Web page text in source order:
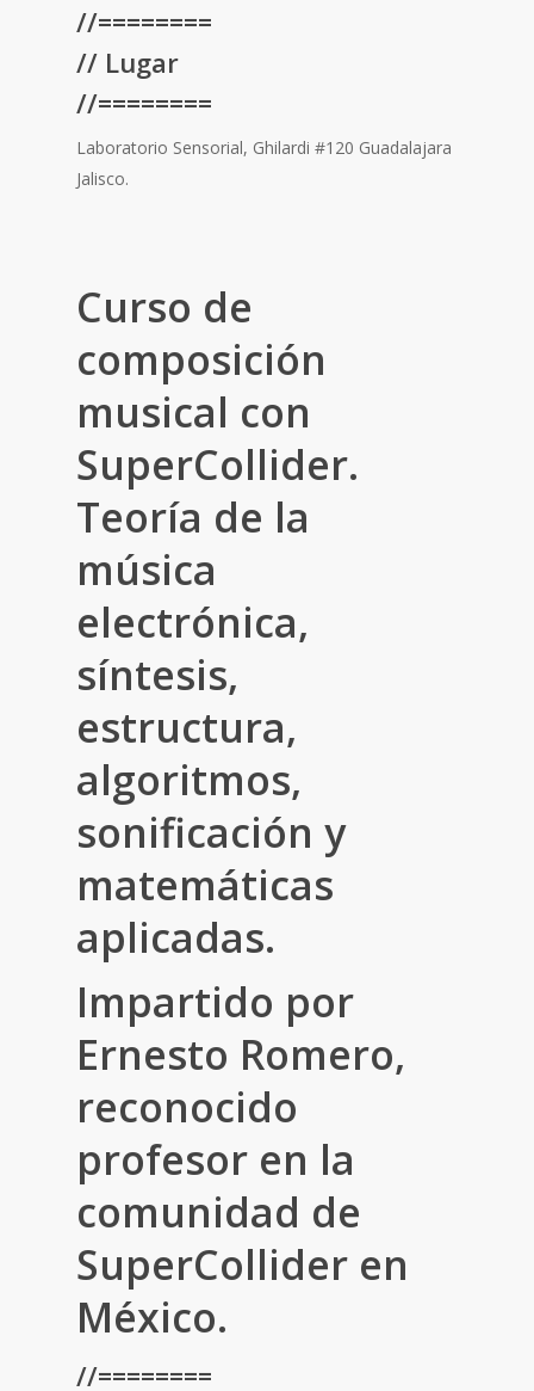
//========
// Lugar
//========
Laboratorio Sensorial, Ghilardi #120 Guadalajara
Jalisco.
Curso de
composición
musical con
SuperCollider.
Teoría de la
música
electrónica,
síntesis,
estructura,
algoritmos,
sonificación y
matemáticas
aplicadas.
Impartido por
Ernesto Romero,
reconocido
profesor en la
comunidad de
SuperCollider en
México.
//========